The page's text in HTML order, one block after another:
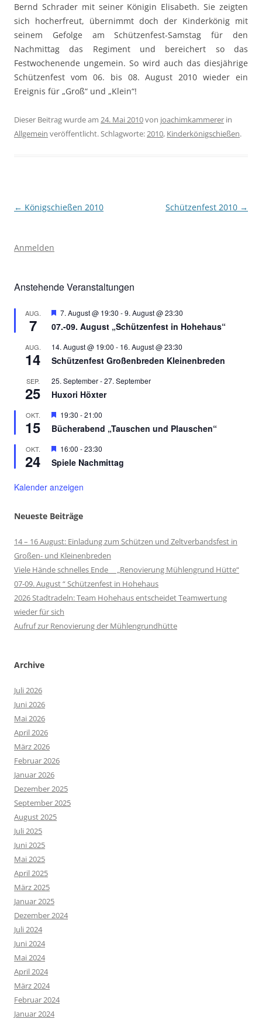
Bernd Schrader mit seiner Königin Elisabeth. Sie zeigten
sich hocherfreut, übernimmt doch der Kinderkönig mit
seinem Gefolge am Schützenfest-Samstag für den
Nachmittag das Regiment und bereichert so das
Festwochenende ungemein. So wird auch das diesjährige
Schützenfest vom 06. bis 08. August 2010 wieder ein
Ereignis für „Groß“ und „Klein“!
Dieser Beitrag wurde am 24. Mai 2010von joachimkammerer in
Allgemein veröffentlicht. Schlagworte:2010, Kinderkönigschießen.
Beitragsnavigation
← Königschießen 2010 Schützenfest 2010 →
Anmelden
Anstehende Veranstaltungen
AUG.
7
Hervorgehoben
7. August @ 19:30 -9. August @ 23:30
07.-09. August „Schützenfest in Hohehaus“
AUG.
14
14. August @ 19:00 - 16. August @ 23:30
Schützenfest Großenbreden Kleinenbreden
SEP.
25
25. September-27. September
Huxori Höxter
OKT.
15
Hervorgehoben
19:30 -21:00
Bücherabend „Tauschen und Plauschen“
OKT.
24
Hervorgehoben
16:00 -23:30
Spiele Nachmittag
Kalender anzeigen
Neueste Beiträge
14 – 16 August: Einladung zum Schützen und Zeltverbandsfest in
Großen- und Kleinenbreden
Viele Hände schnelles Ende „Renovierung Mühlengrund Hütte“
07-09. August “ Schützenfest in Hohehaus
2026 Stadtradeln: Team Hohehaus entscheidet Teamwertung
wieder für sich
Aufruf zur Renovierung der Mühlengrundhütte
Archive
Juli 2026
Juni 2026
Mai 2026
April 2026
März 2026
Februar 2026
Januar 2026
Dezember 2025
September 2025
August 2025
Juli 2025
Juni 2025
Mai 2025
April 2025
März 2025
Januar 2025
Dezember 2024
Juli 2024
Juni 2024
Mai 2024
April 2024
März 2024
Februar 2024
Januar 2024